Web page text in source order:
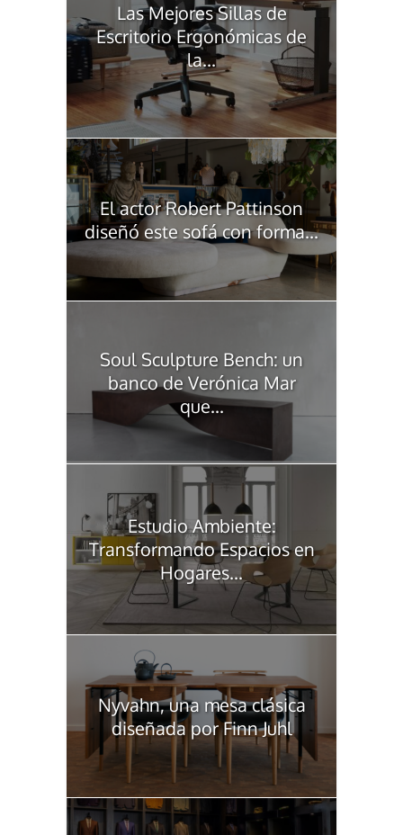
Las Mejores Sillas de
Escritorio Ergonómicas de
la...
El actor Robert Pattinson
diseñó este sofá con forma...
Soul Sculpture Bench: un
banco de Verónica Mar
que...
Estudio Ambiente:
Transformando Espacios en
Hogares...
Nyvahn, una mesa clásica
diseñada por Finn Juhl